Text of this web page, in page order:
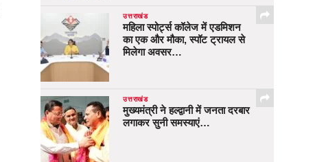
उत्तराखंड
महिला स्पोर्ट्स कॉलेज में एडमिशन
का एक और मौका, स्पॉट ट्रायल से
मिलेगा अवसर…
उत्तराखंड
मुख्यमंत्री ने हल्द्वानी में जनता दरबार
लगाकर सुनी समस्याएं…